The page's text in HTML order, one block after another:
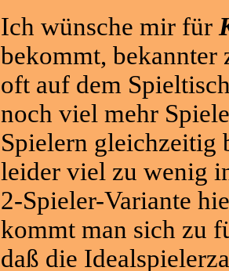
Ich wünsche mir für
bekommt,
oft auf dem
noch viel mehr
Spielern gleichzeitig
leider viel zu wenig
2-Spieler-Variante
kommt man sich zu
daß die